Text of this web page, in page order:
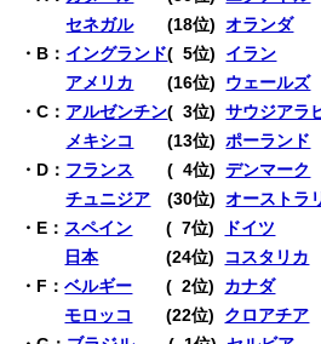
・A：セネガル(18位)オランダ
・B： イングランド( 05位) イラン
アメリカ (16位) ウェールズ
・C： アルゼンチン( 03位)サウジアラ
メキシコ (13位)ポーランド
・D： フランス ( 04位)デンマーク
・D：チュニジア (30位)オーストラ
・E： スペイン ( 07位) ドイツ
日本(24位) コスタリカ
・F：ベルギー ( 02位) カナダ
モロッコ (22位) クロアチア